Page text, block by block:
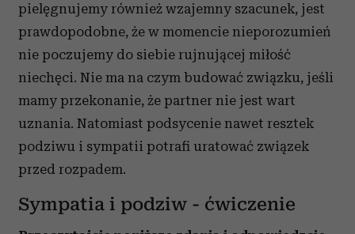
pielęgnujemy również wzajemny szacunek, jest
prawdopodobne, że w momencie nieporozumień
nie poczujemy do siebie rujnującej miłość
niechęci. Nie ma na czym budować związku, jeśli
mamy przekonanie, że partner nie jest wart
uznania. Natomiast podsycenie nawet resztek
podziwu i sympatii potrafi uratować związek
przed rozpadem.
Sympatia i podziw - ćwiczenie